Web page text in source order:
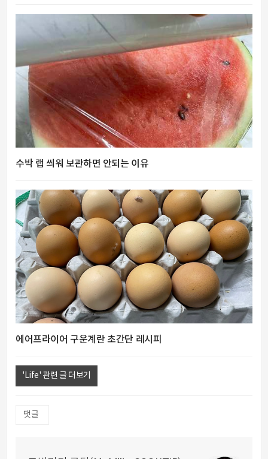
수박 랩 씌워 보관하면 안되는 이유
에어프라이어 구운계란 초간단 레시피
'Life' 관련 글 더보기
댓글